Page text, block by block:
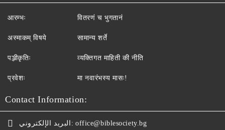
आरम्भः
अस्माकम् विषये
पञ्जीकृतिः
प्रवेशः
वितरणं च भुगतानं
सामान्य शर्ते
व्यक्तिगत माहिती की नीति
मा नवारंभस्य मासः!
Contact Information:
البريد الإلكتروني: office@biblesociety.bg